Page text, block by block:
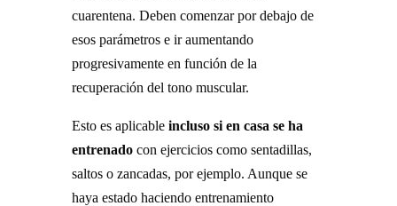
cuarentena. Deben comenzar por debajo de
esos parámetros e ir aumentando
progresivamente en función de la
recuperación del tono muscular.
Esto es aplicable incluso si en casa se ha
entrenadocon ejercicios como sentadillas,
saltos o zancadas, por ejemplo. Aunque se
haya estado haciendo entrenamiento